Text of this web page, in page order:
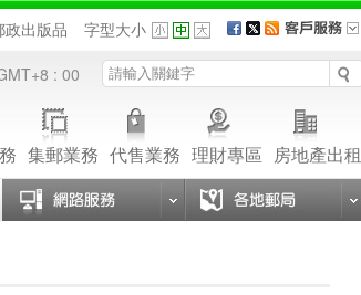
政出版品 字型大小
: 00
集郵業務 代售業務 理財專區 房地產出租